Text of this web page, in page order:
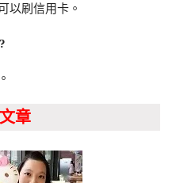
以刷信用卡。
章